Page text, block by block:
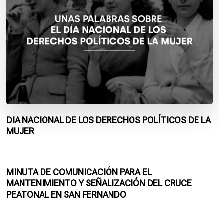
DIA NACIONAL DE LOS DERECHOS POLÍTICOS DE LA
MUJER
MINUTA DE COMUNICACIÓN PARA EL
MANTENIMIENTO Y SEÑALIZACIÓN DEL CRUCE
PEATONAL EN SAN FERNANDO